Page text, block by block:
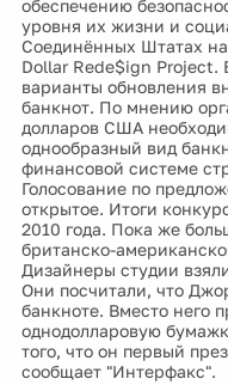
обеспечению
уровня их жизни и
Соединённых Штатах
Dollar Rede$ign Project.
варианты обновления
банкнот. По мнению
долларов США
однообразный вид
финансовой системе
Голосование по
открытое. Итоги
2010 года. Пока же
британско-
Дизайнеры студии
Они посчитали, что
банкноте. Вместо него
однодолларовую
того, что он первый
сообщает "Интерфакс".